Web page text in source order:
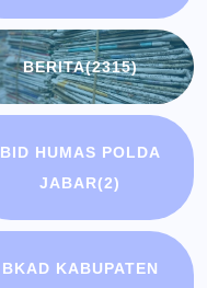
BERITA(2315)
BID HUMAS POLDA
JABAR(2)
BKAD KABUPATEN